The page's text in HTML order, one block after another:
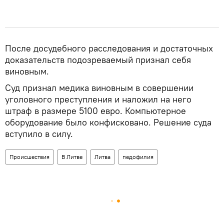
После досудебного расследования и достаточных
доказательств подозреваемый признал себя
виновным.
Суд признал медика виновным в совершении
уголовного преступления и наложил на него
штраф в размере 5100 евро. Компьютерное
оборудование было конфисковано. Решение суда
вступило в силу.
Происшествия В Литве Литва педофилия